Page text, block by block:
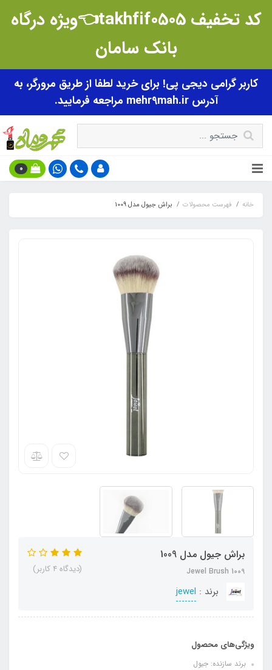
کد تخفیف takhfif0505👈ویژه درگاه
بانک سامان
کاربر گرامی دیجی پی! برای خرید لطفا از طریق مرورگر، به
آدرس mehr9mah.ir مراجعه فرمایید.
0
خانه فهرست محصولات براش جیول مدل 1009
براش جیول مدل 1009
Jewel Brush 1009
برند : jewel
(دیدگاه 4 کاربر)
ویژگی‌های محصول
برند سازنده: جیول